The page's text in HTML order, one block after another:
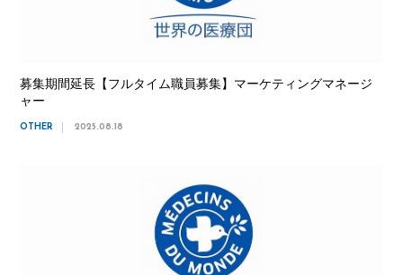
募集期間延長【フルタイム職員募集】マーケティングマネージ
ャー
OTHER 2025.08.18